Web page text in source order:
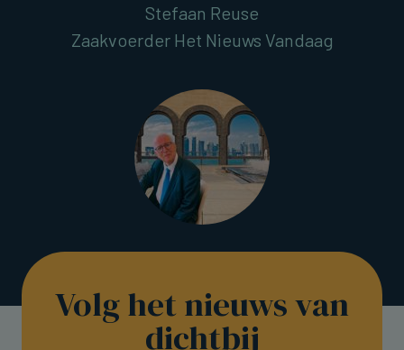
Stefaan Reuse
Zaakvoerder Het Nieuws Vandaag
Volg het nieuws van
dichtbij